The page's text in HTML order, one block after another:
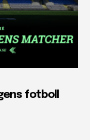
fotboll